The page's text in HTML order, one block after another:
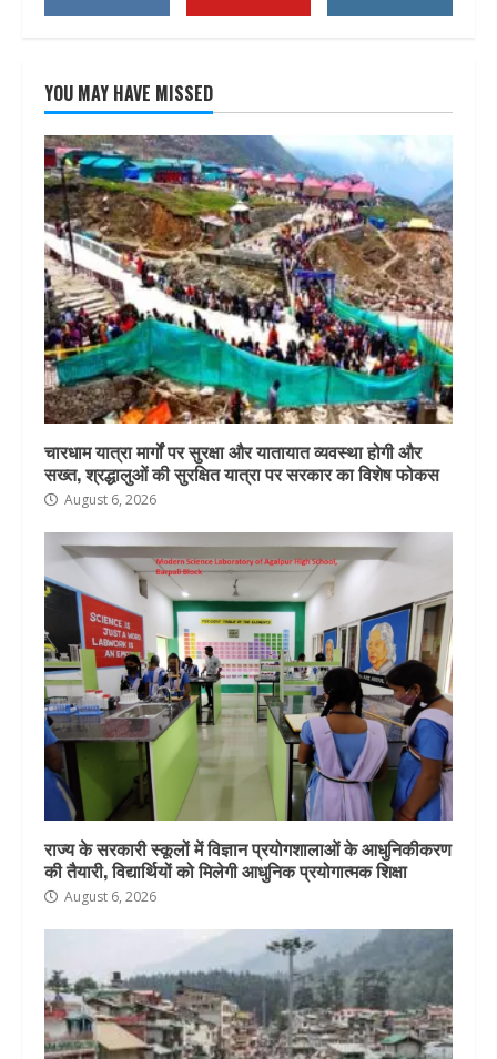
YOU MAY HAVE MISSED
चारधाम यात्रा मार्गों पर सुरक्षा और यातायात व्यवस्था होगी और
सख्त, श्रद्धालुओं की सुरक्षित यात्रा पर सरकार का विशेष फोकस
August 6, 2026
राज्य के सरकारी स्कूलों में विज्ञान प्रयोगशालाओं के आधुनिकीकरण
की तैयारी, विद्यार्थियों को मिलेगी आधुनिक प्रयोगात्मक शिक्षा
August 6, 2026